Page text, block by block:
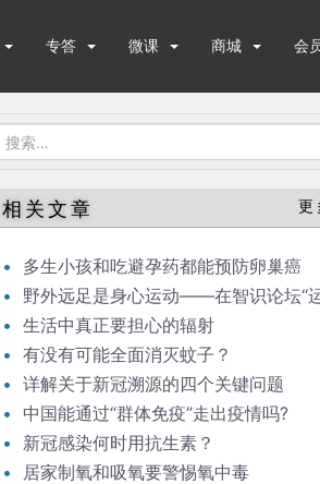
专答 微课 商城 会
搜
：
相关文章 更
多生小孩和吃避孕药都能预防卵巢癌
野外远足是身心运动——在智识论坛“
与健康”的发言
生活中真正要担心的辐射
有没有可能全面消灭蚊子？
详解关于新冠溯源的四个关键问题
中国能通过“群体免疫”走出疫情吗?
新冠感染何时用抗生素？
居家制氧和吸氧要警惕氧中毒